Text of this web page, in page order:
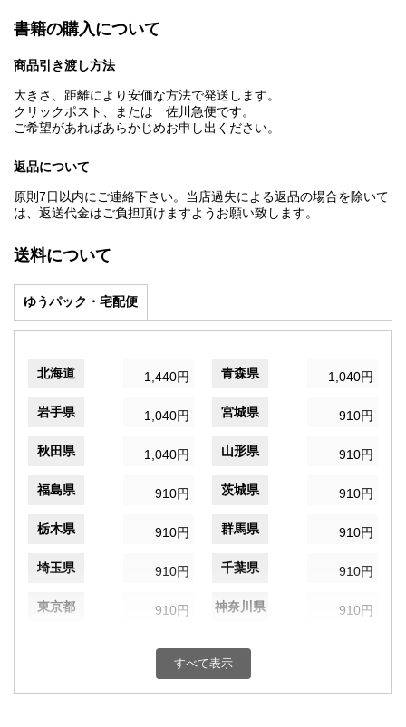
書籍の購入について
商品引き渡し方法
大きさ、距離により安価な方法で発送します。
クリックポスト、または 佐川急便です。
ご希望があればあらかじめお申し出ください。
返品について
原則7日以内にご連絡下さい。当店過失による返品の場合を除いて
は、返送代金はご負担頂けますようお願い致します。
送料について
ゆうパック・宅配便
北海道 1,440円 青森県 1,040円
岩手県 1,040円 宮城県 910円
秋田県 1,040円 山形県 910円
福島県 910円 茨城県 910円
栃木県 910円 群馬県 910円
埼玉県 910円 千葉県 910円
東京都 910円 神奈川県 910円
910円 富山県
すべて表示